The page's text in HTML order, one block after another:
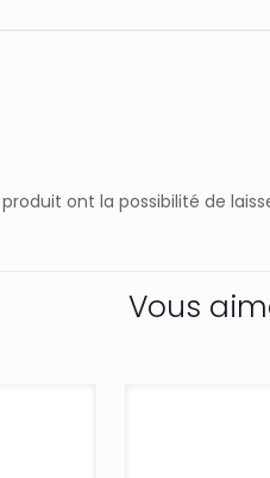
ont la possibilité de
Vous